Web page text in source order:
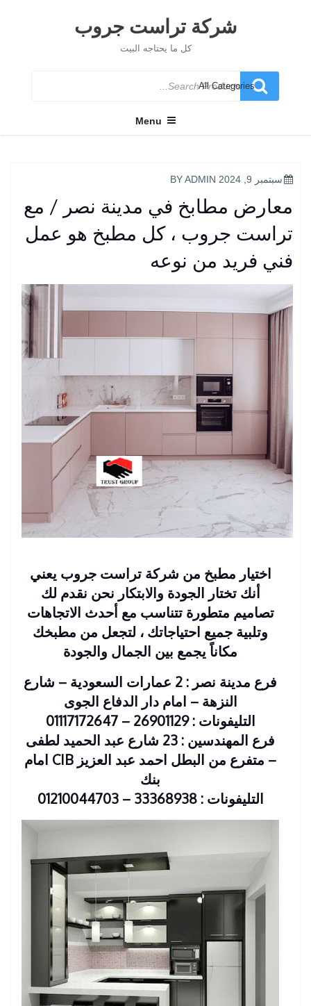
شركة تراست جروب
كل ما يحتاجه البيت
Search
for
Menu
POSTED
سبتمبر 9, 2024 ADMIN
معارض مطابخ في مدينة نصر / مع
تراست جروب ، كل مطبخ هو عمل
فني فريد من نوعه
اختيار مطبخ من شركة تراست جروب يعني
أنك تختار الجودة والابتكار نحن نقدم لك
تصاميم متطورة تتناسب مع أحدث الاتجاهات
وتلبية جميع احتياجاتك ، لتجعل من مطبخك
مكاناً يجمع بين الجمال والجودة
فرع مدينة نصر : 2 عمارات السعودية – شارع
النزهة – امام دار الدفاع الجوى
التليفونات : 26901129 – 01117172647
فرع المهندسين : 23 شارع عبد الحميد لطفى
– متفرع من البطل احمد عبد العزيز CIB امام
بنك
التليفونات : 33368938 – 01210044703